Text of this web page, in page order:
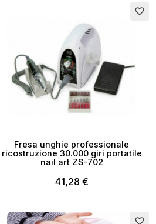
favorite_border
Fresa unghie professionale
ricostruzione 30.000 giri portatile
nail art ZS-702
41,28 €
favorite_border